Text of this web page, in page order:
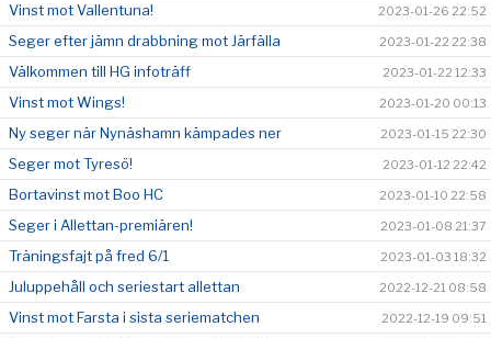
Vinst mot Vallentuna! 2023-01-26 22:52
Seger efter jämn drabbning mot Järfälla 2023-01-22 22:38
Välkommen till HG infoträff 2023-01-22 12:33
Vinst mot Wings! 2023-01-20 00:13
Ny seger när Nynäshamn kämpades ner 2023-01-15 22:30
Seger mot Tyresö! 2023-01-12 22:42
Bortavinst mot Boo HC 2023-01-10 22:58
Seger i Allettan-premiären! 2023-01-08 21:37
Träningsfajt på fred 6/1 2023-01-03 18:32
Juluppehåll och seriestart allettan 2022-12-21 08:58
Vinst mot Farsta i sista seriematchen 2022-12-19 09:51